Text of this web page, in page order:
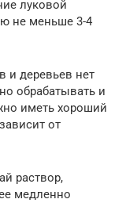
луковой
не меньше 3-4
и деревьев нет
обрабатывать и
иметь хороший
от
раствор,
медленно